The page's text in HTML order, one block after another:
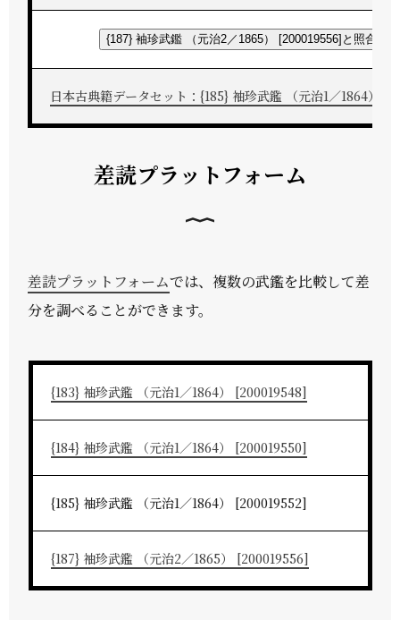
{187} 袖珍武鑑 （元治2／1865） [200019556]と照合する
日本古典籍データセット：{185} 袖珍武鑑 （元治1／1864）
差読プラットフォーム
差読プラットフォームでは、複数の武鑑を比較して差
分を調べることができます。
{183} 袖珍武鑑 （元治1／1864） [200019548]
{184} 袖珍武鑑 （元治1／1864） [200019550]
{185} 袖珍武鑑 （元治1／1864） [200019552]
{187} 袖珍武鑑 （元治2／1865） [200019556]